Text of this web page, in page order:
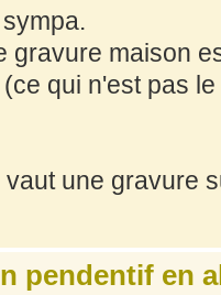
gravure maison
qui n'est pas
une gravure
pendentif en